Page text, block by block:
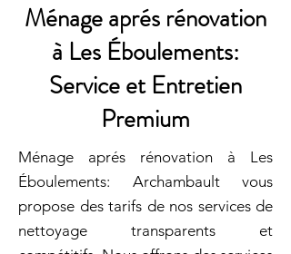
Ménage aprés rénovation
à Les Éboulements:
Service et Entretien
Premium
Ménage aprés rénovation à Les
Éboulements: Archambault vous
propose des tarifs de nos services de
nettoyage transparents et